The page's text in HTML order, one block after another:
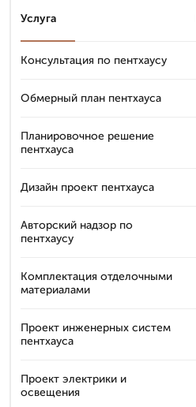
Услуга
Консультация по пентхаусу
Обмерный план пентхауса
Планировочное решение
пентхауса
Дизайн проект пентхауса
Авторский надзор по
пентхаусу
Комплектация отделочными
материалами
Проект инженерных систем
пентхауса
Проект электрики и
освещения